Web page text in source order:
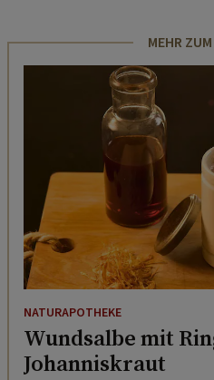
MEHR
NATURAPOTHEKE
Wundsalbe mit
Johanniskraut